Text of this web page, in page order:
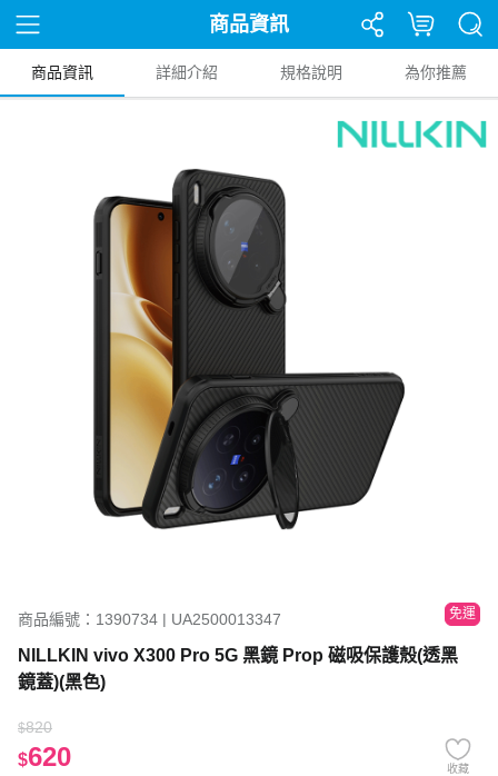
商品資訊
商品資訊 詳細介紹 規格說明 為你推薦
商品編號：1390734 | UA2500013347 免運
NILLKIN vivo X300 Pro 5G 黑鏡 Prop 磁吸保護殼(透黑
鏡蓋)(黑色)
$820
$620 收藏